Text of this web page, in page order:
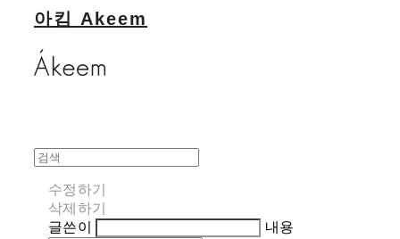
아킴 Akeem
수정하기
삭제하기
글쓴이
내용